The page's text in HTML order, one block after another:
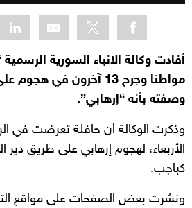
مواطنا وجرح 13 آخرون في
وصفته بأنه “إرهابي”.
وذكرت الوكالة أن حافلة تعرضت في
الأربعاء، لهجوم إرهابي على طريق دير
كباجب.
ونشرت بعض الصفحات على مواقع